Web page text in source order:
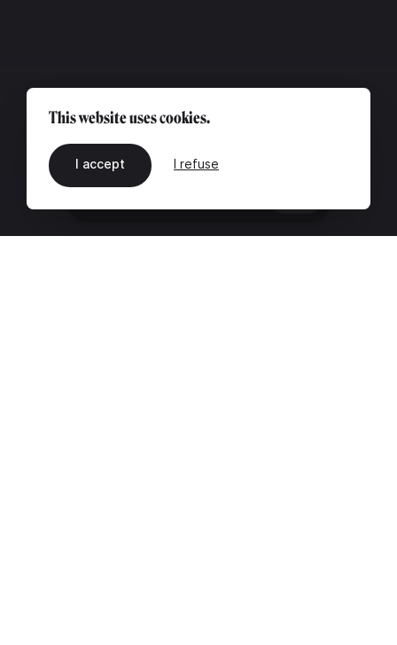
This website uses cookies.
I accept I refuse